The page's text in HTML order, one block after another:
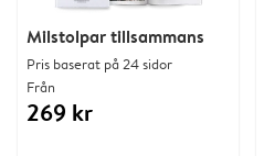
Milstolpar tillsammans
Pris baserat på 24 sidor
Från
269 kr